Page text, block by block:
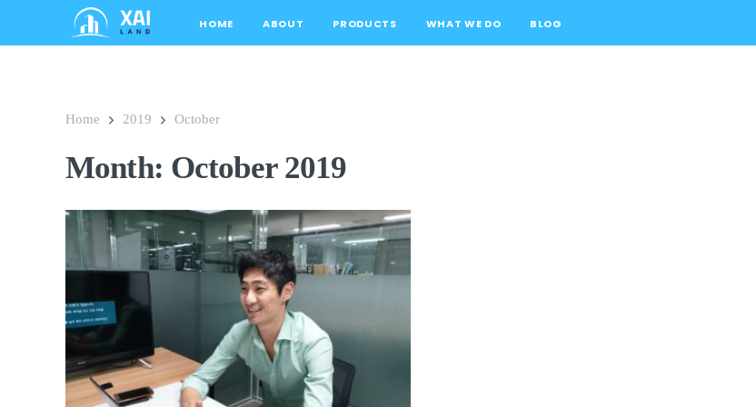
HOME ABOUT PRODUCTS WHAT WE DO BLOG
Home 2019 October
Month: October 2019